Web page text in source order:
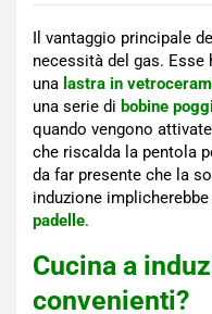
Il vantaggio principale
necessità del gas.
una lastra in
una serie di bobine
quando vengono
che riscalda la pentola
da far presente che la
induzione
padelle.
Cucina a
convenienti?